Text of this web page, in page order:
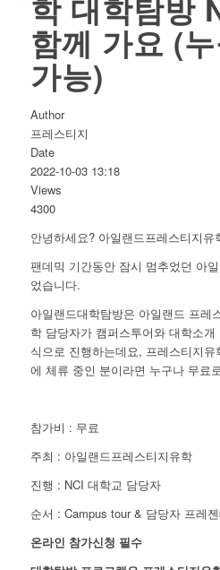
학 대학탐방
함께 가요 (
가능)
Author
프레스티지
Date
2022-10-03 13:18
Views
4300
안녕하세요? 아일랜드프레스티지유
팬데믹 기간동안 잠시 멈추었던 아
었습니다.
아일랜드대학탐방은 아일랜드 프레
학 담당자가 캠퍼스투어와 대학소
식으로 진행하는데요, 프레스티지
에 체류 중인 분이라면 누구나 무료
참가비 : 무료
주최 : 아일랜드프레스티지유학
진행 : NCI 대학교 담당자
순서 : Campus tour & 담당자 프레
온라인 참가신청 필수